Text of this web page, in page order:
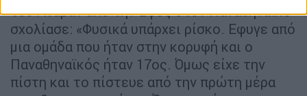
του Αταμάν από την Εφές στον Παναθηναϊκό
σχολίασε: «Φυσικά υπάρχει ρίσκο. Εφυγε από
μια ομάδα που ήταν στην κορυφή και ο
Παναθηναϊκός ήταν 17ος. Όμως είχε την
πίστη και το πίστευε από την πρώτη μέρα